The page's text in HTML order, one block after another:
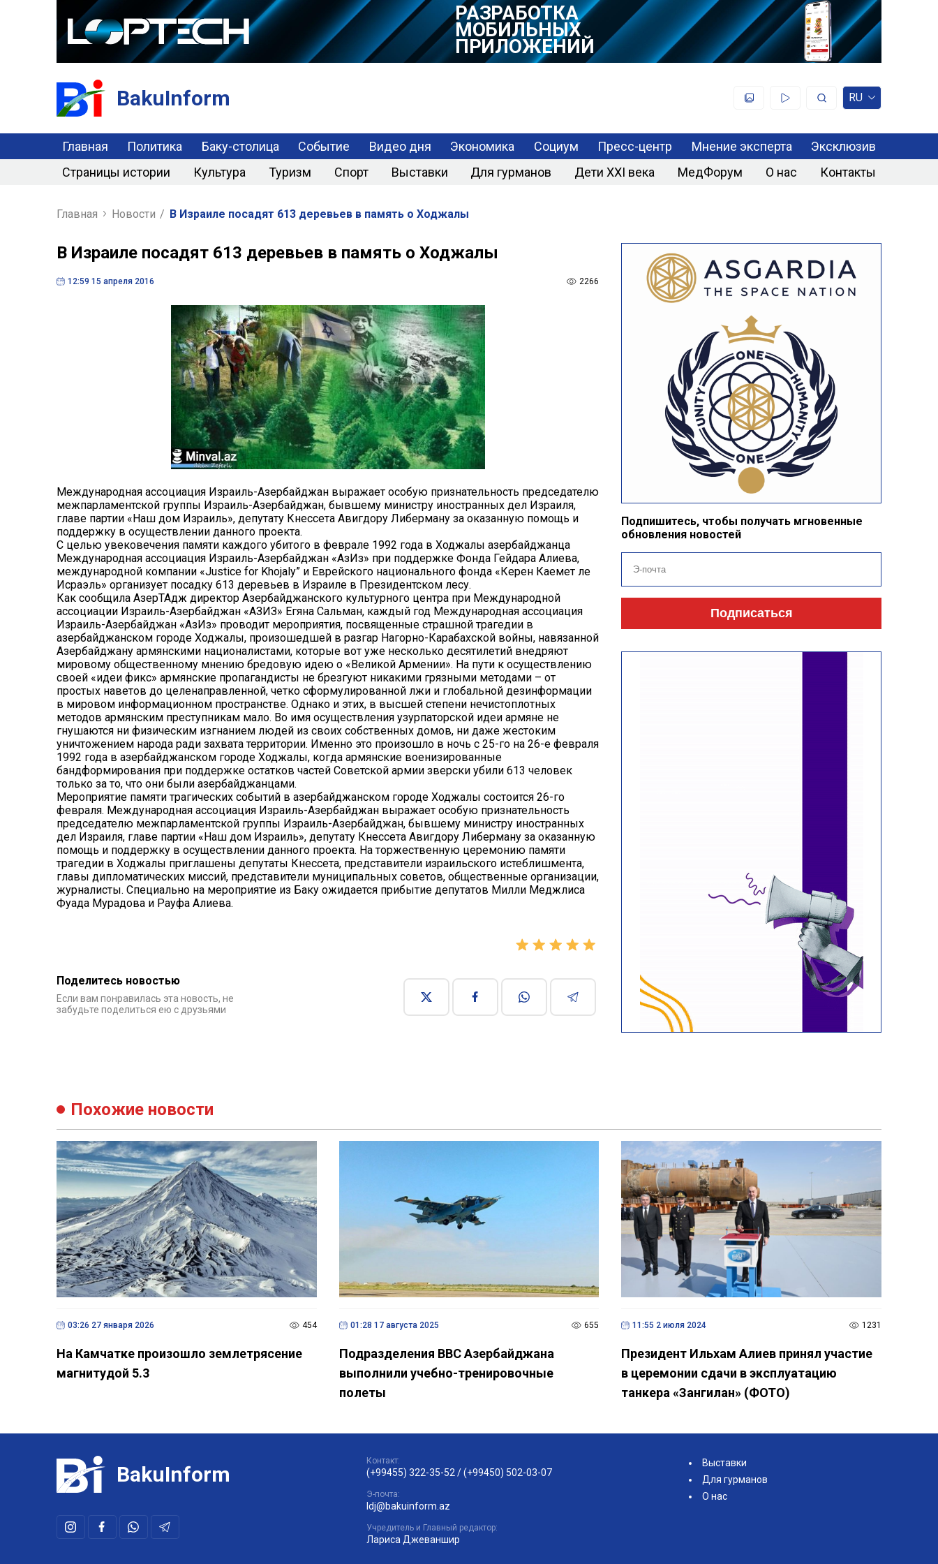
РАЗРАБОТКА
МОБИЛЬНЫХ
ПРИЛОЖЕНИЙ
BakuInform RU
Главная Политика Баку-столица Событие Видео дня Экономика Социум Пресс-центр Мнение эксперта
Эксклюзив
Страницы истории
Культура Туризм Спорт Выставки Для гурманов Дети XXI века МедФорум О нас Контакты
Главная Новости / В Израиле посадят 613 деревьев в память о Ходжалы
В Израиле посадят 613 деревьев в память о Ходжалы
12:59 15 апреля 2016 2266
Международная ассоциация Израиль-Азербайджан выражает особую признательность председателю
межпарламентской группы Израиль-Азербайджан, бывшему министру иностранных дел Израиля,
главе партии «Наш дом Израиль», депутату Кнессета Авигдору Либерману за оказанную помощь и
поддержку в осуществлении данного проекта.
С целью увековечения памяти каждого убитого в феврале 1992 года в Ходжалы азербайджанца
Международная ассоциация Израиль-Азербайджан «АзИз» при поддержке Фонда Гейдара Алиева,
международной компании «Justice for Khojaly” и Еврейского национального фонда «Керен Каемет ле
Исраэль» организует посадку 613 деревьев в Израиле в Президентском лесу.
Как сообщила АзерТАдж директор Азербайджанского культурного центра при Международной
ассоциации Израиль-Азербайджан «АЗИЗ» Егяна Сальман, каждый год Международная ассоциация
Израиль-Азербайджан «АзИз» проводит мероприятия, посвященные страшной трагедии в
азербайджанском городе Ходжалы, произошедшей в разгар Нагорно-Карабахской войны, навязанной
Азербайджану армянскими националистами, которые вот уже несколько десятилетий внедряют
мировому общественному мнению бредовую идею о «Великой Армении». На пути к осуществлению
своей «идеи фикс» армянские пропагандисты не брезгуют никакими грязными методами – от
простых наветов до целенаправленной, четко сформулированной лжи и глобальной дезинформации
в мировом информационном пространстве. Однако и этих, в высшей степени нечистоплотных
методов армянским преступникам мало. Во имя осуществления узурпаторской идеи армяне не
гнушаются ни физическим изгнанием людей из своих собственных домов, ни даже жестоким
уничтожением народа ради захвата территории. Именно это произошло в ночь с 25-го на 26-е февраля
1992 года в азербайджанском городе Ходжалы, когда армянские военизированные
бандформирования при поддержке остатков частей Советской армии зверски убили 613 человек
только за то, что они были азербайджанцами.
Мероприятие памяти трагических событий в азербайджанском городе Ходжалы состоится 26-го
февраля. Международная ассоциация Израиль-Азербайджан выражает особую признательность
председателю межпарламентской группы Израиль-Азербайджан, бывшему министру иностранных
дел Израиля, главе партии «Наш дом Израиль», депутату Кнессета Авигдору Либерману за оказанную
помощь и поддержку в осуществлении данного проекта. На торжественную церемонию памяти
трагедии в Ходжалы приглашены депутаты Кнессета, представители израильского истеблишмента,
главы дипломатических миссий, представители муниципальных советов, общественные организации,
журналисты. Специально на мероприятие из Баку ожидается прибытие депутатов Милли Меджлиса
Фуада Мурадова и Рауфа Алиева.
Поделитесь новостью
Если вам понравилась эта новость, не
забудьте поделиться ею с друзьями
Подпишитесь, чтобы получать мгновенные
обновления новостей
Подписаться
Похожие новости
03:26 27 января 2026 454
На Камчатке произошло землетрясение
магнитудой 5.3
01:28 17 августа 2025 655
Подразделения ВВС Азербайджана
выполнили учебно-тренировочные
полеты
11:55 2 июля 2024 1231
Президент Ильхам Алиев принял участие
в церемонии сдачи в эксплуатацию
танкера «Зангилан» (ФОТО)
BakuInform
Контакт:
(+99455) 322-35-52 /(+99450) 502-03-07
Э-почта:
ldj@bakuinform.az
Учредитель и Главный редактор:
Лариса Джеваншир
Выставки
Для гурманов
О нас